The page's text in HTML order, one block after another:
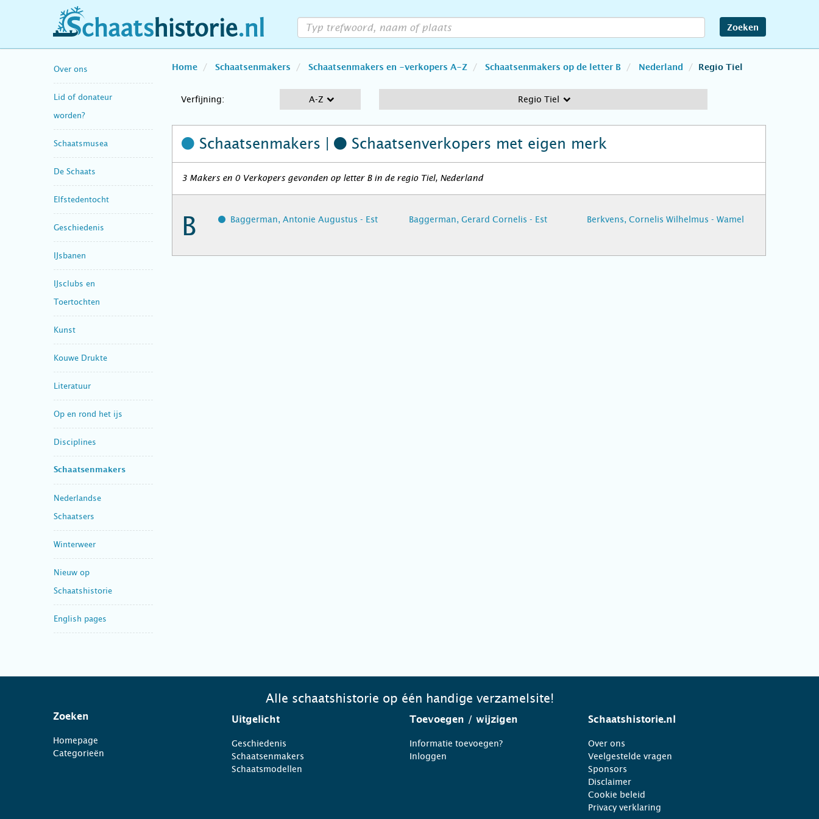
schaatshistorie.nl Zoeken
Over ons
Lid of donateur
worden?
Schaatsmusea
De Schaats
Elfstedentocht
Geschiedenis
IJsbanen
IJsclubs en
Toertochten
Kunst
Kouwe Drukte
Literatuur
Op en rond het ijs
Disciplines
Schaatsenmakers
Nederlandse
Schaatsers
Winterweer
Nieuw op
Schaatshistorie
English pages
Home Schaatsenmakers Schaatsenmakers en -verkopers A-Z Schaatsenmakers op de letter B Nederland Regio Tiel
Verfijning: A-Z Regio Tiel
Schaatsenmakers | Schaatsenverkopers met eigen merk
3 Makers en 0 Verkopers gevonden op letter B in de regio Tiel, Nederland
B Baggerman, Antonie Augustus - Est Baggerman, Gerard Cornelis - Est Berkvens, Cornelis Wilhelmus - Wamel
Alle schaatshistorie op één handige verzamelsite!
Zoeken
Homepage
Categorieën
Uitgelicht
Geschiedenis
Schaatsenmakers
Schaatsmodellen
Toevoegen / wijzigen
Informatie toevoegen?
Inloggen
Schaatshistorie.nl
Over ons
Veelgestelde vragen
Sponsors
Disclaimer
Cookie beleid
Privacy verklaring